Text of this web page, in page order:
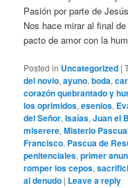
Pasión por parte de
Nos hace mirar al final
pacto de amor con la
Posted in Uncategorized |
del novio,ayuno,boda,
corazón quebrantado y
los oprimidos,esenios,
del Señor,Isaías,Juan el
miserere,Misterio
Francisco, Pascua de
penitenciales,primer
romper los cepos,
al denudo | Leave a reply